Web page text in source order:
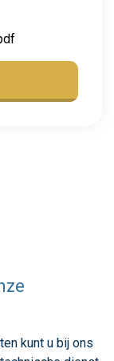
kunt u bij ons